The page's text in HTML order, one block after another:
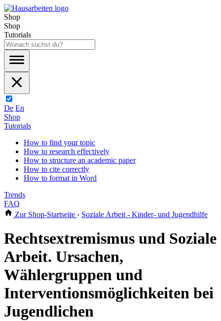
Shop
Shop
Tutorials
De En
Shop
Tutorials
How to find your topic
How to research effectively
How to structure an academic paper
How to cite correctly
How to format in Word
Trends
FAQ
Zur Shop-Startseite › Soziale Arbeit - Kinder- und Jugendhilfe
Rechtsextremismus und Soziale
Arbeit. Ursachen,
Wählergruppen und
Interventionsmöglichkeiten bei
Jugendlichen